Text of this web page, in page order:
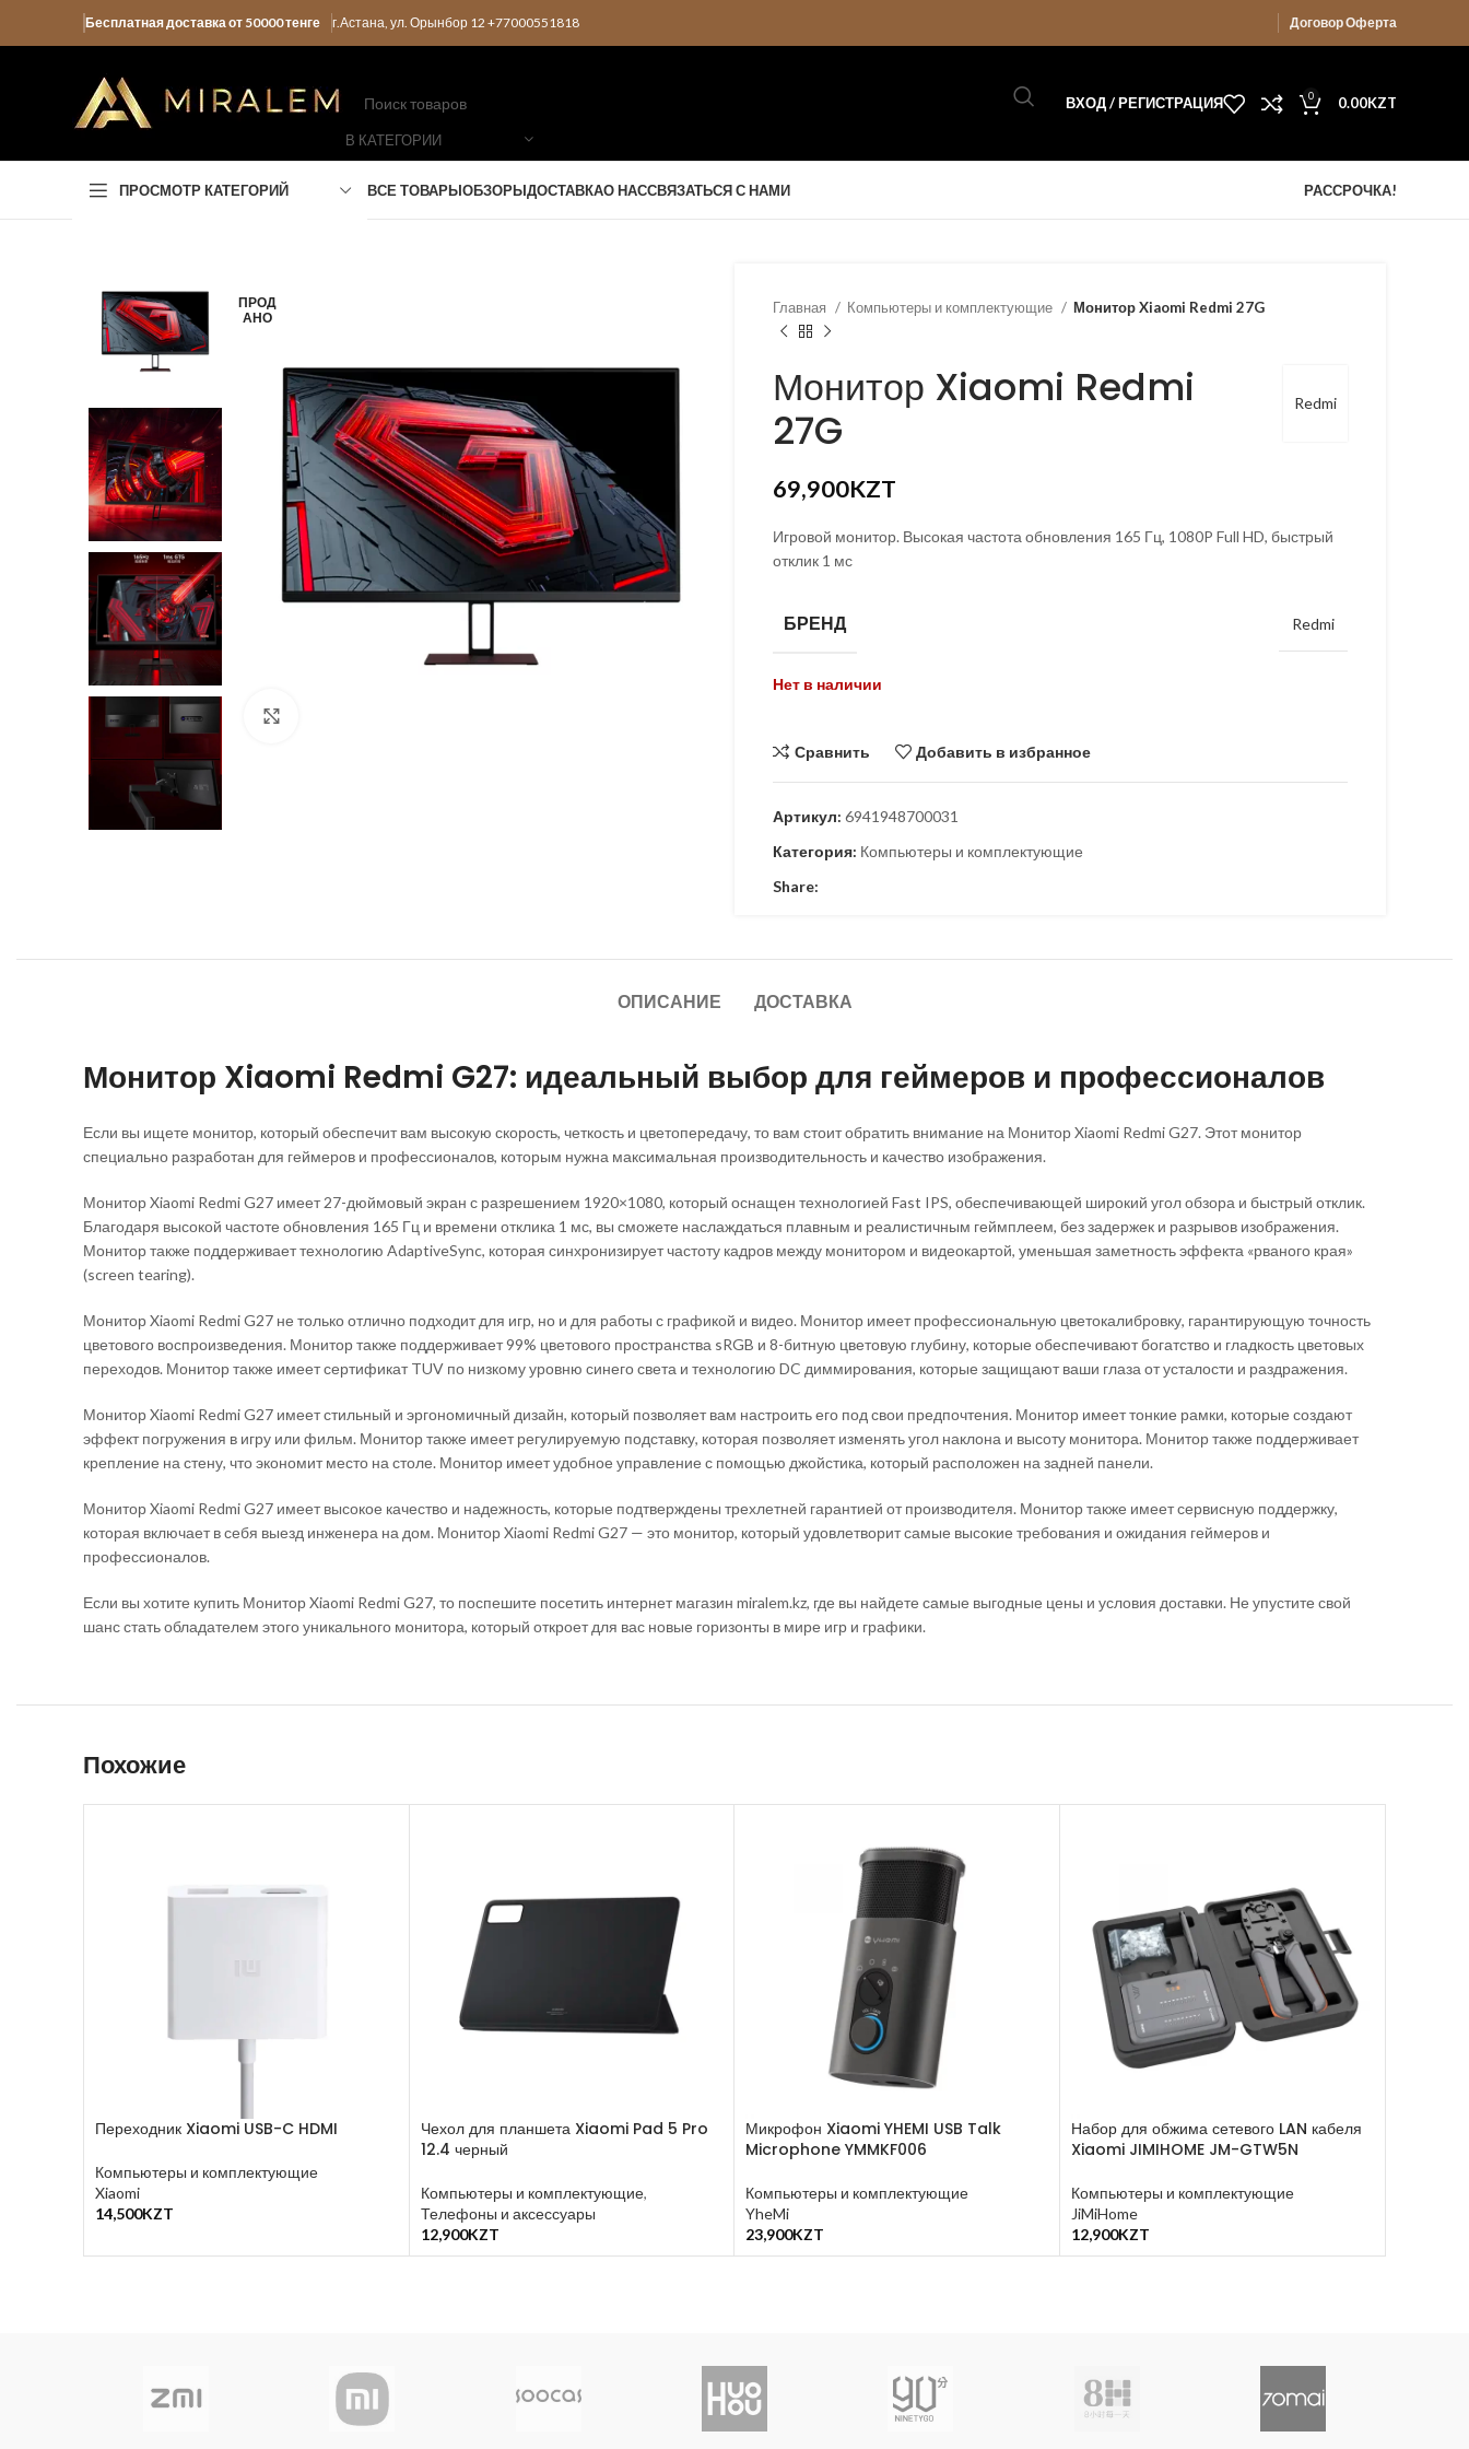
Бесплатная доставка от 50000 тенге г.Астана, ул. Орынбор 12 +77000551818 Договор Оферта
В КАТЕГОРИИ
ВХОД / РЕГИСТРАЦИЯ 0 0.00KZT
ПРОСМОТР КАТЕГОРИЙ ВСЕ ТОВАРЫОБЗОРЫДОСТАВКАО НАССВЯЗАТЬСЯ С НАМИ РАССРОЧКА!
ПРОД
АНО
Главная Компьютеры и комплектующие Монитор Xiaomi Redmi 27G
Redmi
Монитор Xiaomi Redmi
27G
69,900KZT
Игровой монитор. Высокая частота обновления 165 Гц, 1080P Full HD, быстрый
отклик 1 мс
БРЕНД Redmi
Нет в наличии
Сравнить Добавить в избранное
Артикул: 6941948700031
Категория: Компьютеры и комплектующие
Share:
ОПИСАНИЕ ДОСТАВКА
Монитор Xiaomi Redmi G27: идеальный выбор для геймеров и профессионалов
Если вы ищете монитор, который обеспечит вам высокую скорость, четкость и цветопередачу, то вам стоит обратить внимание на Монитор Xiaomi Redmi G27. Этот монитор
специально разработан для геймеров и профессионалов, которым нужна максимальная производительность и качество изображения.
Монитор Xiaomi Redmi G27 имеет 27-дюймовый экран с разрешением 1920×1080, который оснащен технологией Fast IPS, обеспечивающей широкий угол обзора и быстрый отклик.
Благодаря высокой частоте обновления 165 Гц и времени отклика 1 мс, вы сможете наслаждаться плавным и реалистичным геймплеем, без задержек и разрывов изображения.
Монитор также поддерживает технологию AdaptiveSync, которая синхронизирует частоту кадров между монитором и видеокартой, уменьшая заметность эффекта «рваного края»
(screen tearing).
Монитор Xiaomi Redmi G27 не только отлично подходит для игр, но и для работы с графикой и видео. Монитор имеет профессиональную цветокалибровку, гарантирующую точность
цветового воспроизведения. Монитор также поддерживает 99% цветового пространства sRGB и 8-битную цветовую глубину, которые обеспечивают богатство и гладкость цветовых
переходов. Монитор также имеет сертификат TUV по низкому уровню синего света и технологию DC диммирования, которые защищают ваши глаза от усталости и раздражения.
Монитор Xiaomi Redmi G27 имеет стильный и эргономичный дизайн, который позволяет вам настроить его под свои предпочтения. Монитор имеет тонкие рамки, которые создают
эффект погружения в игру или фильм. Монитор также имеет регулируемую подставку, которая позволяет изменять угол наклона и высоту монитора. Монитор также поддерживает
крепление на стену, что экономит место на столе. Монитор имеет удобное управление с помощью джойстика, который расположен на задней панели.
Монитор Xiaomi Redmi G27 имеет высокое качество и надежность, которые подтверждены трехлетней гарантией от производителя. Монитор также имеет сервисную поддержку,
которая включает в себя выезд инженера на дом. Монитор Xiaomi Redmi G27 — это монитор, который удовлетворит самые высокие требования и ожидания геймеров и
профессионалов.
Если вы хотите купить Монитор Xiaomi Redmi G27, то поспешите посетить интернет магазин miralem.kz, где вы найдете самые выгодные цены и условия доставки. Не упустите свой
шанс стать обладателем этого уникального монитора, который откроет для вас новые горизонты в мире игр и графики.
Похожие
Переходник Xiaomi USB-C HDMI
Компьютеры и комплектующие
Xiaomi
14,500KZT
Чехол для планшета Xiaomi Pad 5 Pro
12.4 черный
Компьютеры и комплектующие,
Телефоны и аксессуары
12,900KZT
В Корзину
Микрофон Xiaomi YHEMI USB Talk
Microphone YMMKF006
Компьютеры и комплектующие
YheMi
23,900KZT
В Корзину
Набор для обжима сетевого LAN кабеля
Xiaomi JIMIHOME JM-GTW5N
Компьютеры и комплектующие
JiMiHome
12,900KZT
В Корзину